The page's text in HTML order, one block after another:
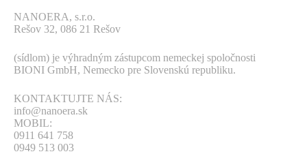
NANOERA, s.r.o.
Rešov 32, 086 21 Rešov
(sídlom) je výhradným zástupcom nemeckej spoločnosti
BIONI GmbH, Nemecko pre Slovenskú republiku.
KONTAKTUJTE NÁS:
info@nanoera.sk
MOBIL:
0911 641 758
0949 513 003